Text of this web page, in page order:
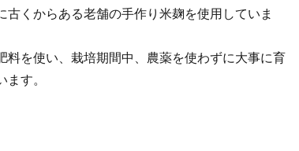
古くからある老舗の手作り米麹を使用していま
料を使い、栽培期間中、農薬を使わずに大事に育
す。